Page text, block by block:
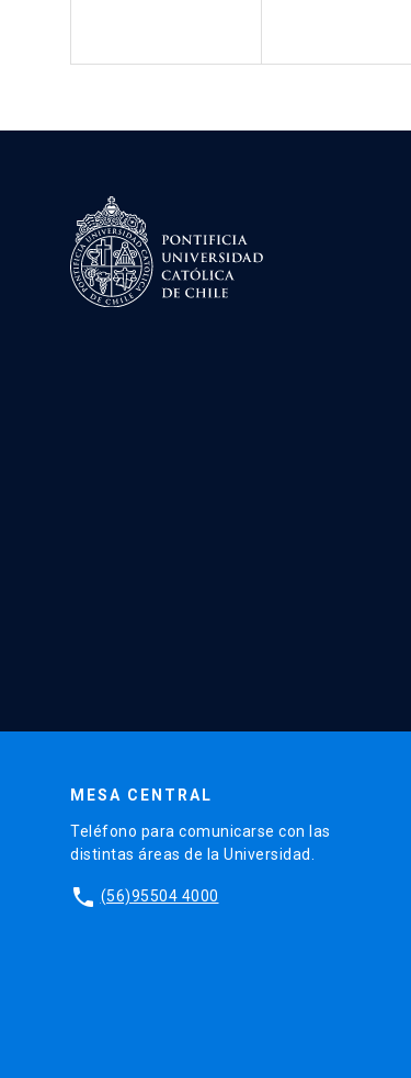
MESA CENTRAL
Teléfono para comunicarse con las
distintas áreas de la Universidad.
phone (56)95504 4000